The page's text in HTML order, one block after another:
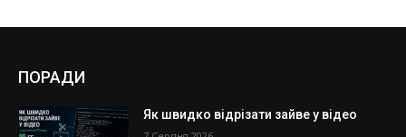
ПОРАДИ
Як швидко відрізати зайве у відео